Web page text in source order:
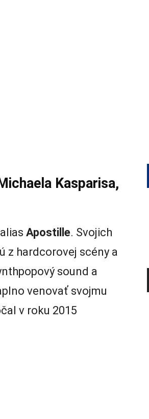
Kasparisa,
alias Apostille. Svojich
z hardcorovej scény a
sound a
venovať svojmu
v roku 2015